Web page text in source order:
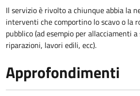
Il servizio è rivolto a chiunque abbia la
interventi che comportino lo scavo o la
pubblico (ad esempio per allacciamenti
riparazioni, lavori edili, ecc).
Approfondimenti